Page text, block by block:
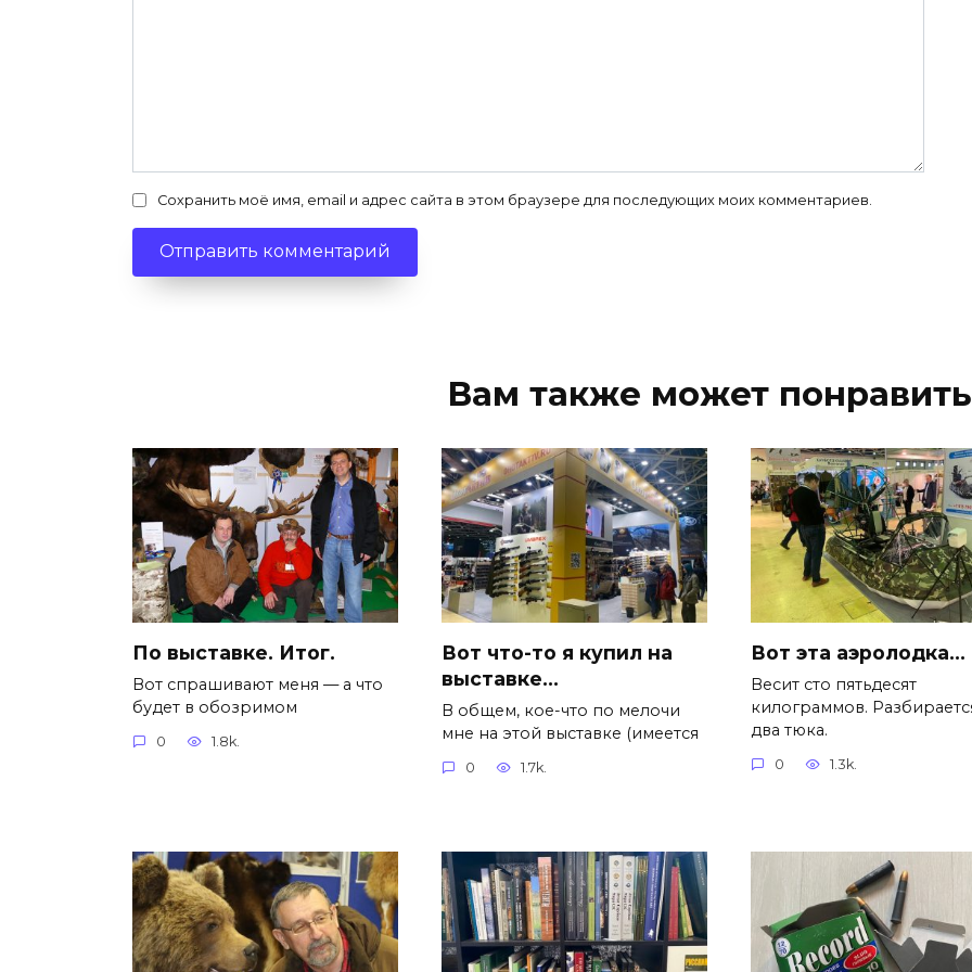
Сохранить моё имя, email и адрес сайта в этом браузере для последующих моих комментариев.
Вам также может
По выставке. Итог.
Вот спрашивают меня — а что
будет в обозримом
0 1.8k.
Вот что-то я купил на
выставке…
В общем, кое-что по мелочи
мне на этой выставке (имеется
0 1.7k.
Вот эта аэролодка…
Весит сто пятьдесят
килограммов.
два тюка.
0 1.3k.